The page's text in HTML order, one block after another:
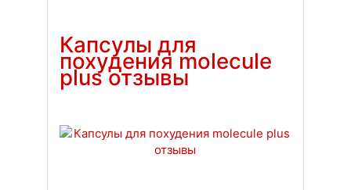
Капсулы для
похудения molecule
plus отзывы